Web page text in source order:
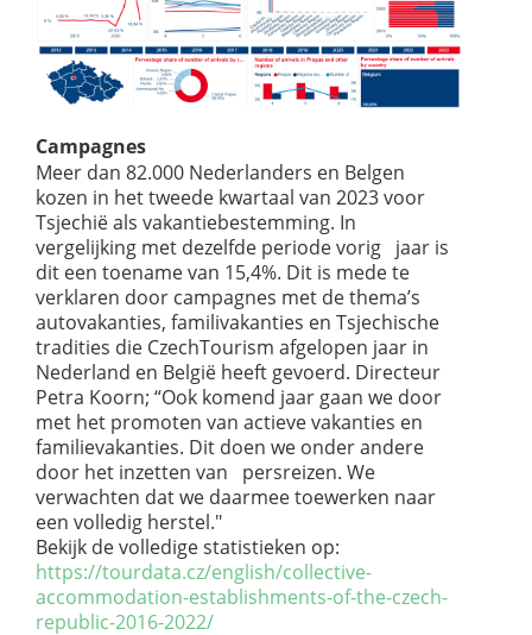
Campagnes
Meer dan 82.000 Nederlanders en Belgen
kozen in het tweede kwartaal van 2023 voor
Tsjechië als vakantiebestemming. In
vergelijking met dezelfde periode vorig jaar is
dit een toename van 15,4%. Dit is mede te
verklaren door campagnes met de thema’s
autovakanties, familivakanties en Tsjechische
tradities die CzechTourism afgelopen jaar in
Nederland en België heeft gevoerd. Directeur
Petra Koorn; “Ook komend jaar gaan we door
met het promoten van actieve vakanties en
familievakanties. Dit doen we onder andere
door het inzetten van persreizen. We
verwachten dat we daarmee toewerken naar
een volledig herstel."
Bekijk de volledige statistieken op:
https://tourdata.cz/english/collective-
accommodation-establishments-of-the-czech-
republic-2016-2022/